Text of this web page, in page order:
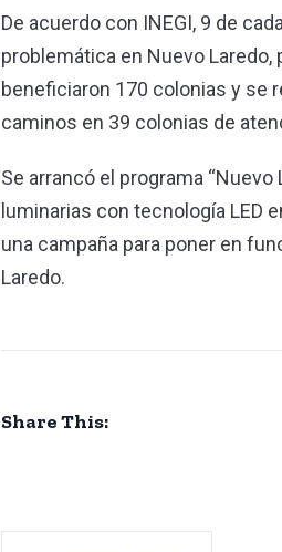
De acuerdo con INEGI, 9 de
problemática en Nuevo
beneficiaron 170 colonias y se
caminos en 39 colonias de
Se arrancó el programa
luminarias con tecnología LED
una campaña para poner en
Laredo.
Share This: